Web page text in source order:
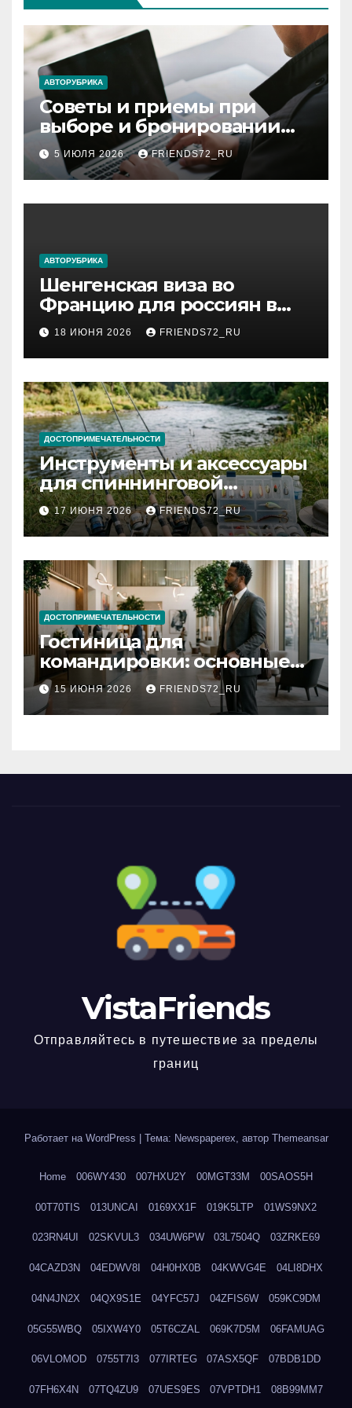
АВТОРУБРИКА
Советы и приемы при
выборе и бронировании
авиабилетов
5 ИЮЛЯ 2026 FRIENDS72_RU
АВТОРУБРИКА
Шенгенская виза во
Францию для россиян в
2026 году: сроки от 3 дней
и список необходимых
документов
18 ИЮНЯ 2026 FRIENDS72_RU
ДОСТОПРИМЕЧАТЕЛЬНОСТИ
Инструменты и аксессуары
для спиннинговой
рыбалки: назначение и
типы
17 ИЮНЯ 2026 FRIENDS72_RU
ДОСТОПРИМЕЧАТЕЛЬНОСТИ
Гостиница для
командировки: основные
критерии выбора
15 ИЮНЯ 2026 FRIENDS72_RU
VistaFriends
Отправляйтесь в путешествие за пределы
границ
Работает на WordPress Тема: Newspaperex, автор Themeansar
Home 006WY430 007HXU2Y 00MGT33M 00SAOS5H
00T70TIS 013UNCAI 0169XX1F 019K5LTP 01WS9NX2
023RN4UI 02SKVUL3 034UW6PW 03L7504Q 03ZRKE69
04CAZD3N 04EDWV8I 04H0HX0B 04KWVG4E 04LI8DHX
04N4JN2X 04QX9S1E 04YFC57J 04ZFIS6W 059KC9DM
05G55WBQ 05IXW4Y0 05T6CZAL 069K7D5M 06FAMUAG
06VLOMOD 0755T7I3 077IRTEG 07ASX5QF 07BDB1DD
07FH6X4N 07TQ4ZU9 07UES9ES 07VPTDH1 08B99MM7